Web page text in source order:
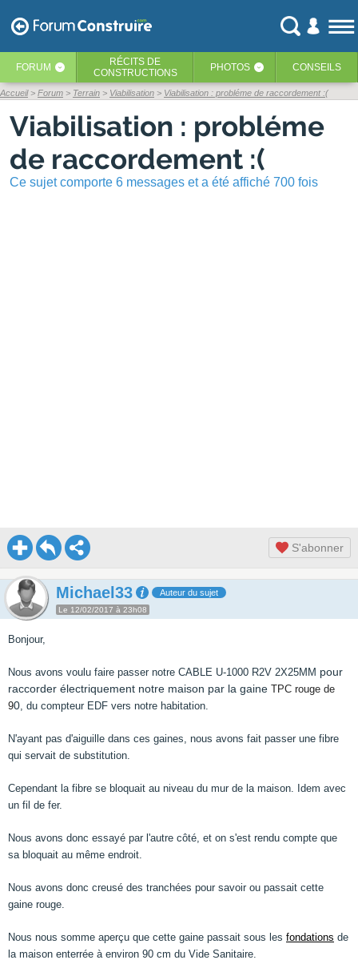
FORUM ‹ RÉCITS DE
CONSTRUCTIONS
PHOTOS ‹ CONSEILS
Accueil Forum Terrain Viabilisation Viabilisation : probléme de raccordement :(
Viabilisation : probléme
de raccordement :(
Ce sujet comporte 6 messages et a été affiché 700 fois
S'abonner
Michael33 Auteur du sujet
Le 12/02/2017 à 23h08
Bonjour,
Nous avons voulu faire passer notre CABLE U-1000 R2V 2X25MM pour
raccorder électriquement notre maison par la gaine TPC rouge de
90, du compteur EDF vers notre habitation.
N'ayant pas d'aiguille dans ces gaines, nous avons fait passer une fibre
qui servait de substitution.
Cependant la fibre se bloquait au niveau du mur de la maison. Idem avec
un fil de fer.
Nous avons donc essayé par l'autre côté, et on s'est rendu compte que
sa bloquait au même endroit.
Nous avons donc creusé des tranchées pour savoir ou passait cette
gaine rouge.
Nous nous somme aperçu que cette gaine passait sous les fondations de
la maison enterrée à environ 90 cm du Vide Sanitaire.